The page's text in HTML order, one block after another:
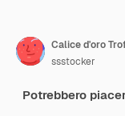
Calice d'oro
ssstocker
Potrebbero